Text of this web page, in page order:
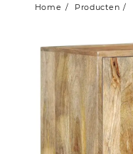
Home Producten